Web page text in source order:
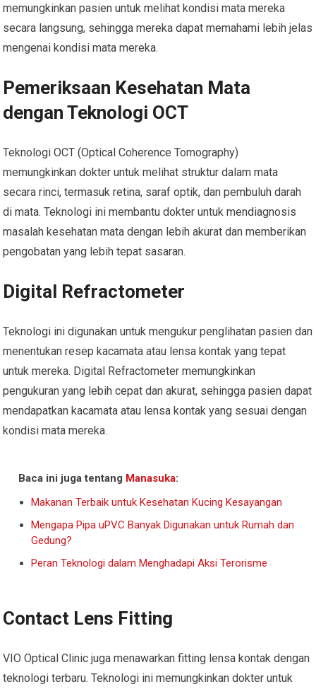
memungkinkan pasien untuk melihat kondisi mata mereka
secara langsung, sehingga mereka dapat memahami lebih jelas
mengenai kondisi mata mereka.
Pemeriksaan Kesehatan Mata
dengan Teknologi OCT
Teknologi OCT (Optical Coherence Tomography)
memungkinkan dokter untuk melihat struktur dalam mata
secara rinci, termasuk retina, saraf optik, dan pembuluh darah
di mata. Teknologi ini membantu dokter untuk mendiagnosis
masalah kesehatan mata dengan lebih akurat dan memberikan
pengobatan yang lebih tepat sasaran.
Digital Refractometer
Teknologi ini digunakan untuk mengukur penglihatan pasien dan
menentukan resep kacamata atau lensa kontak yang tepat
untuk mereka. Digital Refractometer memungkinkan
pengukuran yang lebih cepat dan akurat, sehingga pasien dapat
mendapatkan kacamata atau lensa kontak yang sesuai dengan
kondisi mata mereka.
Baca ini juga tentang Manasuka:
Makanan Terbaik untuk Kesehatan Kucing Kesayangan
Mengapa Pipa uPVC Banyak Digunakan untuk Rumah dan
Gedung?
Peran Teknologi dalam Menghadapi Aksi Terorisme
Contact Lens Fitting
VIO Optical Clinic juga menawarkan fitting lensa kontak dengan
teknologi terbaru. Teknologi ini memungkinkan dokter untuk